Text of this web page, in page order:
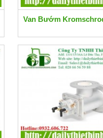
Van Bướm